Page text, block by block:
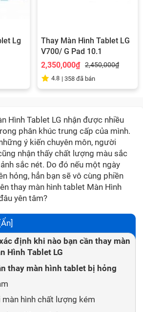
Lg
Thay Màn Hình Tablet LG
V700/ G Pad 10.1
2,350,000₫
2,450,000₫
4.8 | 358 đã bán
Hình Tablet LG nhận được nhiều
phân khúc trung cấp của mình.
ý kiến chuyên môn, người
nhận thấy chất lượng màu sắc
sắc nét. Do đó nếu một ngày
hỏng, hẳn bạn sẽ vô cùng phiền
thay màn hình tablet Màn Hình
yên tâm?
[Ẩn]
định khi nào bạn cần thay màn
Hình Tablet LG
thay màn hình tablet bị hỏng
màn hình chất lượng kém